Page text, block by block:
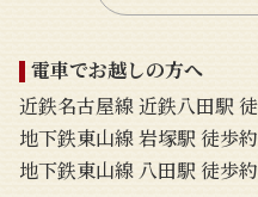
電車でお越しの方へ
近鉄名古屋線 近鉄八田駅
地下鉄東山線 岩塚駅 徒歩
地下鉄東山線 八田駅 徒歩